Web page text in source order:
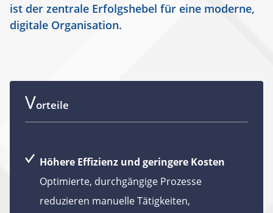
ist der zentrale Erfolgshebel für eine moderne,
digitale Organisation.
Vorteile
Höhere Effizienz und geringere Kosten
Optimierte, durchgängige Prozesse
reduzieren manuelle Tätigkeiten,